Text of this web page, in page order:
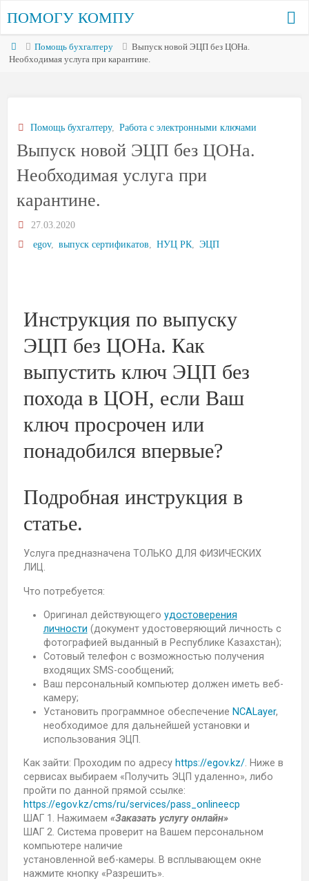
ПОМОГУ КОМПУ
Помощь бухгалтеру
Выпуск новой ЭЦП без ЦОНа.
Необходимая услуга при карантине.
Помощь бухгалтеру, Работа с электронными ключами
Выпуск новой ЭЦП без ЦОНа.
Необходимая услуга при
карантине.
27.03.2020
egov, выпуск сертификатов НУЦ РК, ЭЦП
Инструкция по выпуску
ЭЦП без ЦОНа. Как
выпустить ключ ЭЦП без
похода в ЦОН, если Ваш
ключ просрочен или
понадобился впервые?
Подробная инструкция в
статье.
Услуга предназначена ТОЛЬКО ДЛЯ ФИЗИЧЕСКИХ
ЛИЦ.
Что потребуется:
Оригинал действующего удостоверения
личности (документ удостоверяющий личность с
фотографией выданный в Республике Казахстан);
Сотовый телефон с возможностью получения
входящих SMS-сообщений;
Ваш персональный компьютер должен иметь веб-
камеру;
Установить программное обеспечение NCALayer,
необходимое для дальнейшей установки и
использования ЭЦП.
Как зайти: Проходим по адресу https://egov.kz/. Ниже в
сервисах выбираем «Получить ЭЦП удаленно», либо
пройти по данной прямой ссылке:
https://egov.kz/cms/ru/services/pass_onlineecp
ШАГ 1. Нажимаем «Заказать услугу онлайн»
ШАГ 2. Система проверит на Вашем персональном
компьютере наличие
установленной веб-камеры. В всплывающем окне
нажмите кнопку «Разрешить».